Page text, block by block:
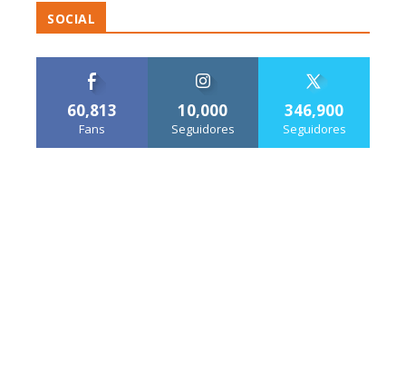
SOCIAL
60,813
Fans
10,000
Seguidores
346,900
Seguidores